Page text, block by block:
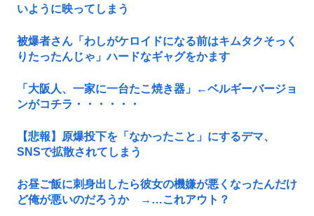
いように映ってしまう
被爆者さん「わしがケロイドになる前はキムタクそっく
りたったんじゃ」ハードなギャグをかます
「大阪人、一家に一台たこ焼き器」←ベルギーバージョ
ンがコチラ・・・・・・
【悲報】原爆投下を「なかったこと」にするデマ、
SNSで拡散されてしまう
お昼ご飯に刺身出したら彼女の機嫌が悪くなったんだけ
ど俺が悪いのだろうか →…これアウト？